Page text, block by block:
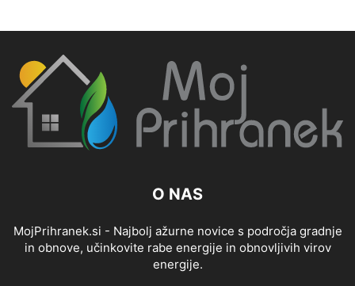
O NAS
MojPrihranek.si - Najbolj ažurne novice s področja gradnje
in obnove, učinkovite rabe energije in obnovljivih virov
energije.